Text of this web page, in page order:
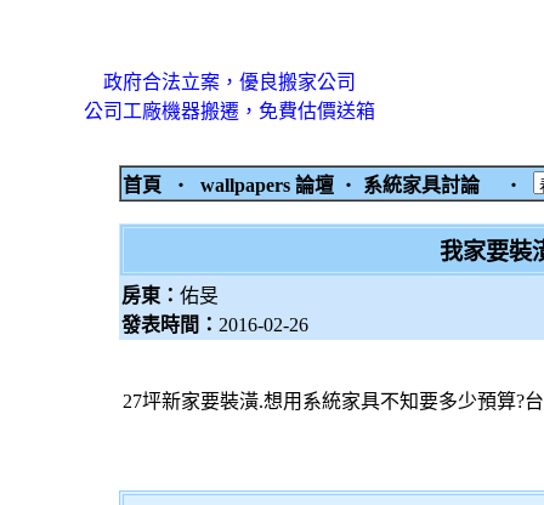
政府合法立案，優良搬家公司
公司工廠機器搬遷，免費估價送箱
首頁 ‧ wallpapers 論壇 ‧ 系統家具討論 ‧
我家要裝
房東： 佑旻
發表時間： 2016-02-26
27坪新家要裝潢.想用系統家具不知要多少預算?